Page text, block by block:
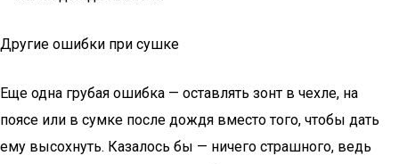
Другие ошибки при сушке
Еще одна грубая ошибка — оставлять зонт в чехле, на
поясе или в сумке после дождя вместо того, чтобы дать
ему высохнуть. Казалось бы — ничего страшного, ведь